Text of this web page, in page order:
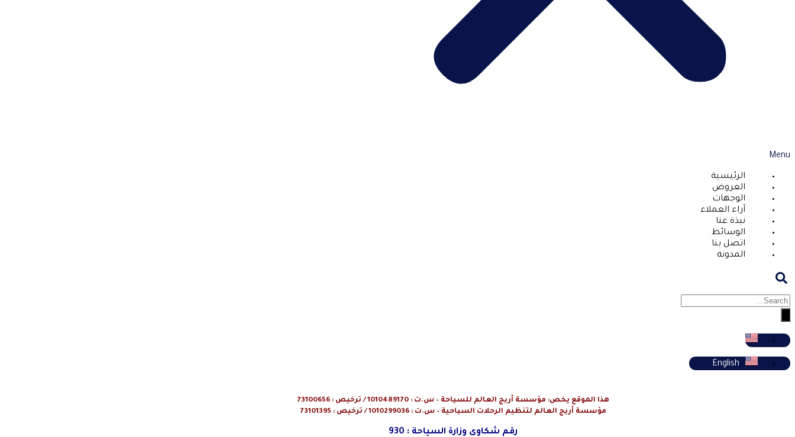
Menu
الرئيسية
العروض
الوجهات
آراء العملاء
نبذة عنا
الوسائط
اتصل بنا
المدونة
English
هذا الموقع يخص: مؤسسة أريج العالم للسياحة – س.ت : 1010489170 / ترخيص : 73100656
مؤسسة أريج العالم لتنظيم الرحلات السياحية – س.ت : 1010299036 / ترخيص : 73101395
رقم شكاوى وزارة السياحة : 930